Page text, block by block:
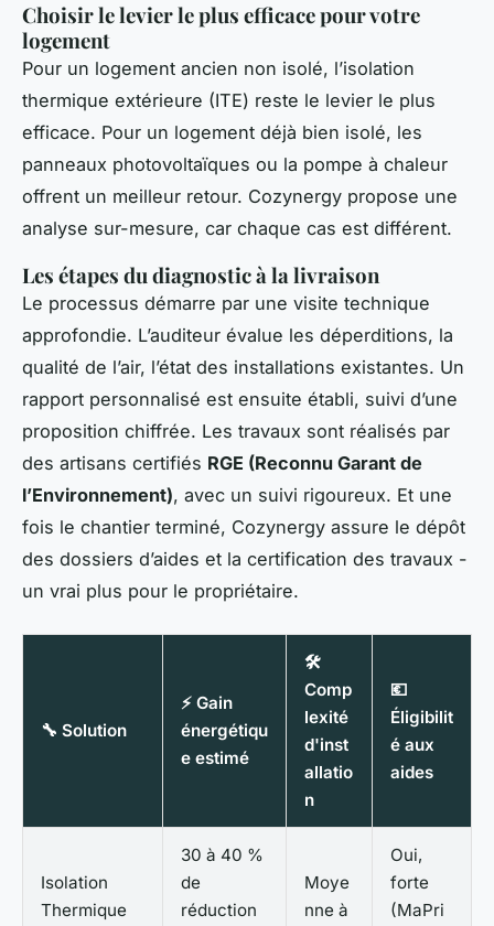
Choisir le levier le plus efficace pour votre
logement
Pour un logement ancien non isolé, l’isolation
thermique extérieure (ITE) reste le levier le plus
efficace. Pour un logement déjà bien isolé, les
panneaux photovoltaïques ou la pompe à chaleur
offrent un meilleur retour. Cozynergy propose une
analyse sur-mesure, car chaque cas est différent.
Les étapes du diagnostic à la livraison
Le processus démarre par une visite technique
approfondie. L’auditeur évalue les déperditions, la
qualité de l’air, l’état des installations existantes. Un
rapport personnalisé est ensuite établi, suivi d’une
proposition chiffrée. Les travaux sont réalisés par
des artisans certifiés RGE (Reconnu Garant de
l’Environnement), avec un suivi rigoureux. Et une
fois le chantier terminé, Cozynergy assure le dépôt
des dossiers d’aides et la certification des travaux -
un vrai plus pour le propriétaire.
🔧 Solution
⚡ Gain
énergétiqu
e estimé
🛠️
Comp
lexité
d'inst
allatio
n
💶
Éligibilit
é aux
aides
Isolation
Thermique
30 à 40 %
de
réduction
Moye
nne à
Oui,
forte
(MaPri